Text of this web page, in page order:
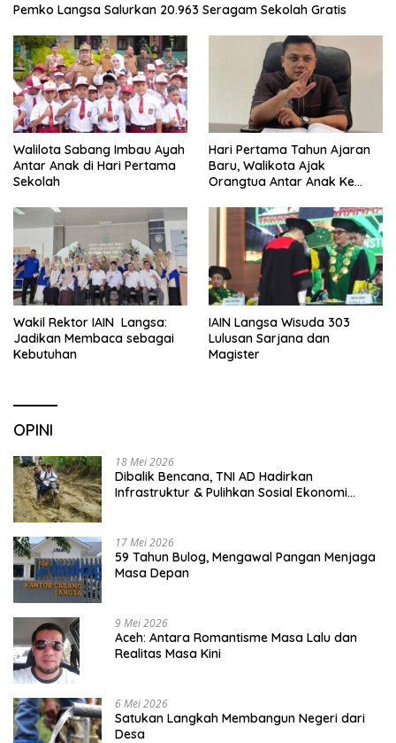
Pemko Langsa Salurkan 20.963 Seragam Sekolah Gratis
Walilota Sabang Imbau Ayah
Antar Anak di Hari Pertama
Sekolah
Hari Pertama Tahun Ajaran
Baru, Walikota Ajak
Orangtua Antar Anak Ke
Wakil Rektor IAIN Langsa:
Jadikan Membaca sebagai
Kebutuhan
IAIN Langsa Wisuda 303
Lulusan Sarjana dan
Magister
OPINI
18 Mei 2026
Dibalik Bencana, TNI AD Hadirkan
Infrastruktur & Pulihkan Sosial Ekonomi
17 Mei 2026
59 Tahun Bulog, Mengawal Pangan Menjaga
Masa Depan
9 Mei 2026
Aceh: Antara Romantisme Masa Lalu dan
Realitas Masa Kini
6 Mei 2026
Satukan Langkah Membangun Negeri dari
Desa